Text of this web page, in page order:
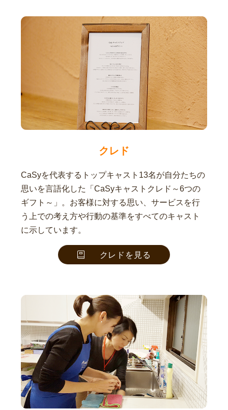
クレド
CaSyを代表するトップキャスト13名が自分たちの
思いを言語化した「CaSyキャストクレド～6つの
ギフト～」。お客様に対する思い、サービスを行
う上での考え方や行動の基準をすべてのキャスト
に示しています。
クレドを見る